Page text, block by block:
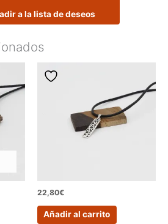
a la lista de deseos
22,80€
Añadir al carrito